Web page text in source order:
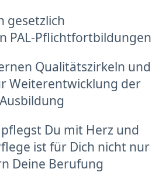
gesetzlich
PAL-Pflichtfortbildungen
Qualitätszirkeln und
Weiterentwicklung der
Du mit Herz und
ist für Dich nicht nur
Deine Berufung